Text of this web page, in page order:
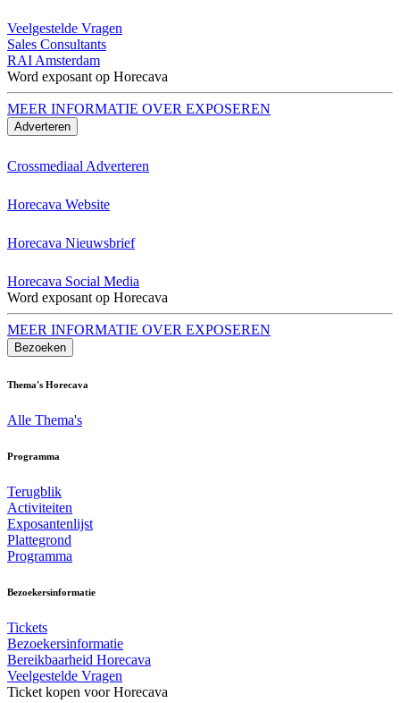
Veelgestelde Vragen
Sales Consultants
RAI Amsterdam
Word exposant op Horecava
MEER INFORMATIE OVER EXPOSEREN
Adverteren
Crossmediaal Adverteren
Horecava Website
Horecava Nieuwsbrief
Horecava Social Media
Word exposant op Horecava
MEER INFORMATIE OVER EXPOSEREN
Bezoeken
Thema's Horecava
Alle Thema's
Programma
Terugblik
Activiteiten
Exposantenlijst
Plattegrond
Programma
Bezoekersinformatie
Tickets
Bezoekersinformatie
Bereikbaarheid Horecava
Veelgestelde Vragen
Ticket kopen voor Horecava